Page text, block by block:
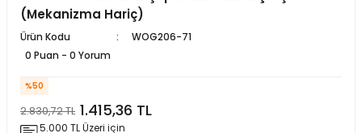
İşitsel İkaz Lambalar
(Mekanizma Hariç)
Ürün Kodu
WOG206-71
0 Puan - 0 Yorum
%50
2.830,72 TL 1.415,36 TL
5.000 TL Üzeri için